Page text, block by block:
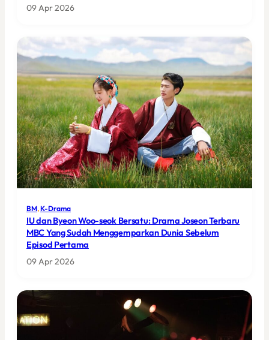
09 Apr 2026
BM, K-Drama
IU dan Byeon Woo-seok Bersatu: Drama Joseon Terbaru
MBC Yang Sudah Menggemparkan Dunia Sebelum
Episod Pertama
09 Apr 2026